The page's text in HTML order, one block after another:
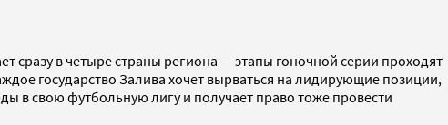
сразу в четыре страны региона — этапы гоночной серии проходят
государство Залива хочет вырваться на лидирующие позиции,
в свою футбольную лигу и получает право тоже провести